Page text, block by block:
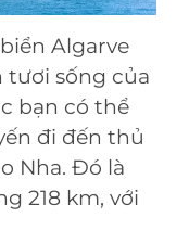
Algarve
tươi sống của
bạn có thể
đi đến thủ
Nha. Đó là
218 km, với